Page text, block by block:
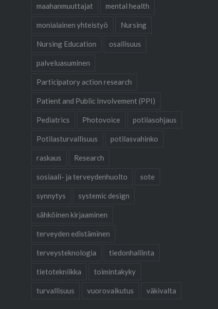
maahanmuuttajat mental health
monialainen yhteistyö Nursing
Nursing Education osallisuus
palveluasuminen
Participatory action research
Patient and Public Involvement (PPI)
Pediatrics Photovoice potilasohjaus
Potilasturvallisuus potilasvahinko
raskaus Research
sosiaali- ja terveydenhuolto sote
synnytys systemic design
sähköinen kirjaaminen
terveyden edistäminen
terveysteknologia tiedonhallinta
tietotekniikka toimintakyky
turvallisuus vuorovaikutus väkivalta